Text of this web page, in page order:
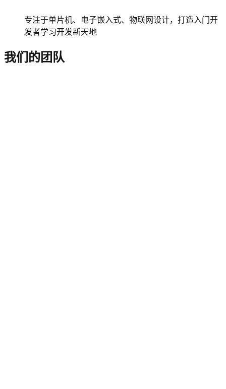
专注于单片机、电子嵌入式、物联网设计，打造入门开
发者学习开发新天地
我们的团队